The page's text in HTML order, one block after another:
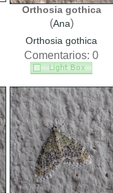
Orthosia gothica
(Ana)
Orthosia gothica
Comentarios: 0